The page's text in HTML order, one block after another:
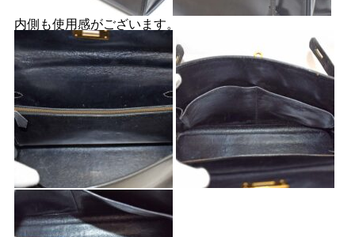
内側も使用感がございます。